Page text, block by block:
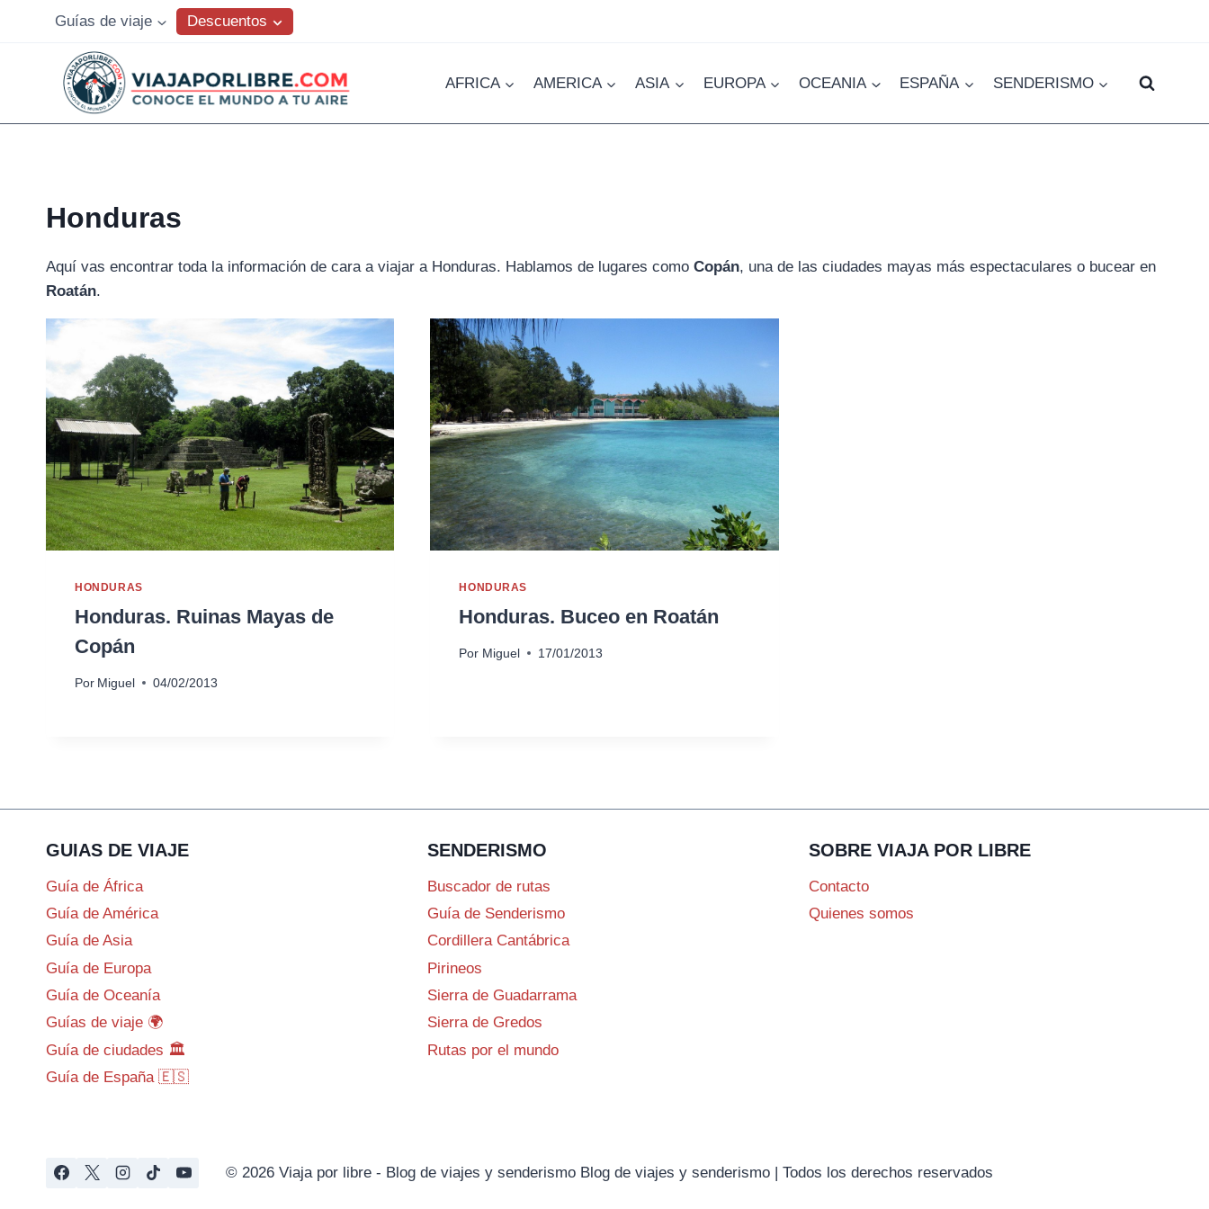
Guías de viaje Descuentos
AFRICA AMERICA ASIA EUROPA OCEANIA ESPAÑA SENDERISMO
Honduras
Aquí vas encontrar toda la información de cara a viajar a Honduras. Hablamos de lugares como Copán, una de las ciudades mayas más espectaculares o bucear en
Roatán.
HONDURAS
Honduras. Ruinas Mayas de
Copán
Por Miguel 04/02/2013
HONDURAS
Honduras. Buceo en Roatán
Por Miguel 17/01/2013
GUIAS DE VIAJE
Guía de África
Guía de América
Guía de Asia
Guía de Europa
Guía de Oceanía
Guías de viaje 🌍
Guía de ciudades 🏛️
Guía de España 🇪🇸
SENDERISMO
Buscador de rutas
Guía de Senderismo
Cordillera Cantábrica
Pirineos
Sierra de Guadarrama
Sierra de Gredos
Rutas por el mundo
SOBRE VIAJA POR LIBRE
Contacto
Quienes somos
© 2026 Viaja por libre - Blog de viajes y senderismo Blog de viajes y senderismo | Todos los derechos reservados